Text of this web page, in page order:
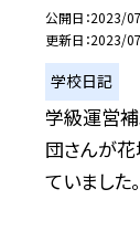
公開日 2023/
更新日 2023/
学校日記
学級運営
団さんが
ていました